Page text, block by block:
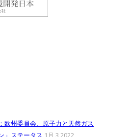
欧州委員会、原子力と天然ガス